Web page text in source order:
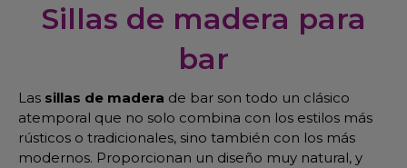
Sillas de madera para
bar
Las sillas de madera de bar son todo un clásico
atemporal que no solo combina con los estilos más
rústicos o tradicionales, sino también con los más
modernos. Proporcionan un diseño muy natural, y